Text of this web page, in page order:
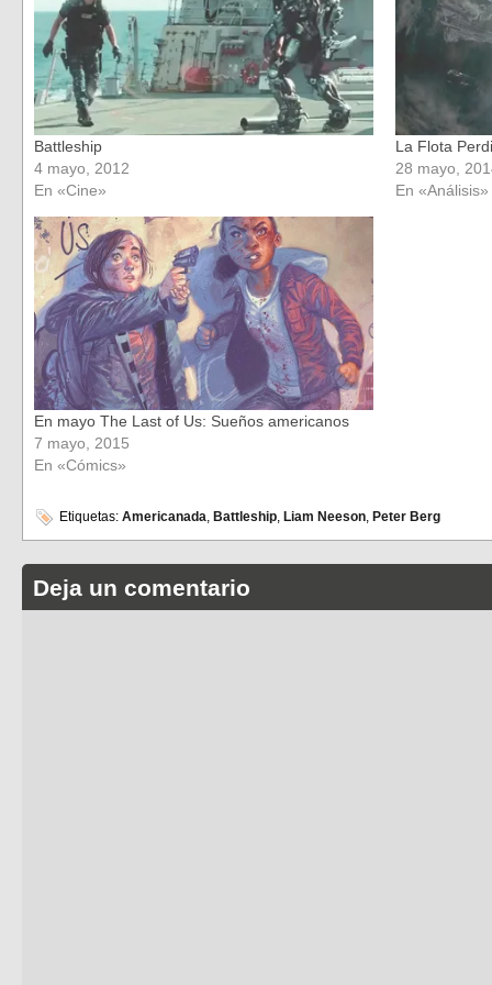
Battleship
4 mayo, 2012
En «Cine»
La Flota
28 mayo,
En «Análisis»
En mayo The Last of Us: Sueños americanos
7 mayo, 2015
En «Cómics»
Etiquetas: Americanada, Battleship, Liam Neeson, Peter Berg
Deja un comentario